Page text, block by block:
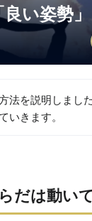
い姿勢
法を説明しまし
いきます。
だは動い